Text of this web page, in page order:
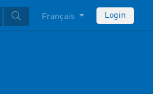
Français Login